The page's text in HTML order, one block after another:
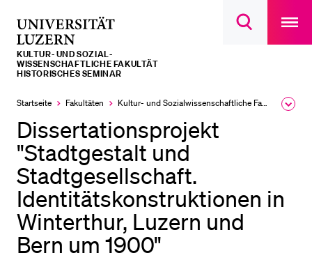
Suchdialog
main
KULTUR- UND SOZIAL­­­
WISSENSCHAFTLICHE FAKULTÄT
HISTORISCHES SEMINAR
Startseite Fakultäten Kultur- und Sozial­­wissenschaftliche Fakultät
Dissertationsprojekt
"Stadtgestalt und
Stadtgesellschaft.
Identitätskonstruktionen in
Winterthur, Luzern und
Bern um 1900"
LETZTE SUCHEN
Sie haben noch keine Suche getätigt.
Schulklassen und Lehrpersonen
Studien­interessierte
Studierende
Forschende
Mitarbeitende
Alumni